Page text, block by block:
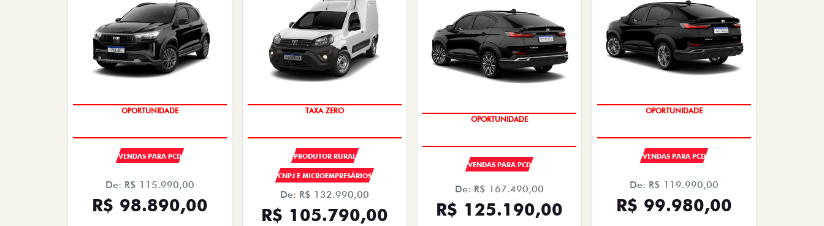
OPORTUNIDADE
VENDAS PARA PCD
De: R$ 115.990,00
R$ 98.890,00
TAXA ZERO
PRODUTOR RURAL
CNPJ E MICROEMPRESÁRIOS
De: R$ 132.990,00
R$ 105.790,00
OPORTUNIDADE
VENDAS PARA PCD
De: R$ 167.490,00
R$ 125.190,00
OPORTUNIDADE
VENDAS PARA PCD
De: R$ 119.990,00
R$ 99.980,00